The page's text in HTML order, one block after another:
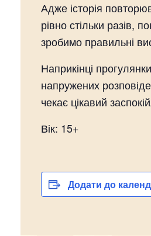
Адже історія
рівно стільки разів,
зробимо правильні
Наприкінці
напружених
чекає цікавий
Вік: 15+
Додати до